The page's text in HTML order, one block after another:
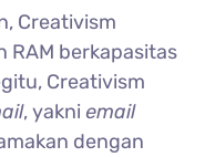
Creativism
RAM berkapasitas
Creativism
, yakni email
dengan